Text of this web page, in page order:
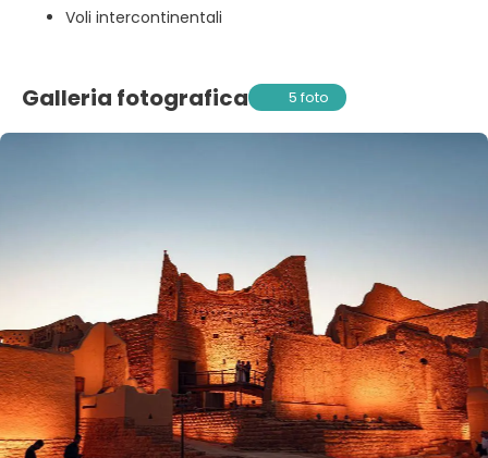
Voli intercontinentali
Galleria fotografica 5 foto